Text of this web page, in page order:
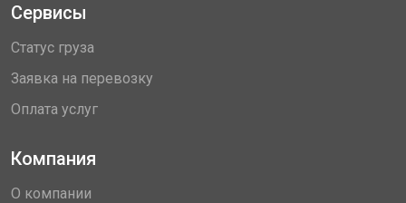
Сервисы
Статус груза
Заявка на перевозку
Оплата услуг
Компания
О компании